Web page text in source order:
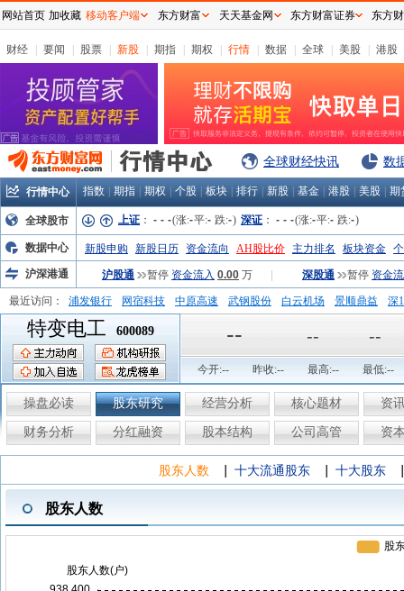
财经 要闻 股票 新股 期指 期权 行情 数据 全球 美股 港股
全球财经快讯 数
行情中心 指数 期指 期权 个股 板块 排行 新股 基金 港股 美股 期
全球股市 上证 ： - - -(涨:-平:- 跌:-) 深证 ： - - -(涨:-平:- 跌:-)
数据中心 新股申购 新股日历 资金流向 AH股比价 主力排名 板块资金
沪深港通
沪股通 暂停 资金流入 0.00 万 深股通 暂停 资金
最近访问： 浦发银行 网宿科技 中原高速 武钢股份 白云机场 景顺鼎益
深
弘业股份
富临运业
特变电工 600089 -- -- --
今开:-- 昨收:-- 最高:-- 最低:--
操盘必读 股东研究 经营分析 核心题材 资
财务分析 分红融资 股本结构 公司高管 资
股东人数 十大流通股东 十大股东
股东人数
网站首页 加收藏 移动客户端 东方财富 天天基金网 东方财富证券 东方